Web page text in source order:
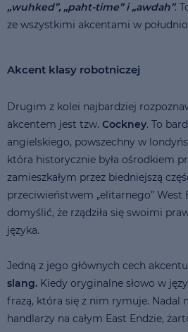
„wuhked”, „paht-time” i „awdah”.
ze wszystkimi akcentami w
Akcent klasy robotniczej
Drugim z kolei najbardziej
akcentem jest tzw. Cockney. To
angielskiego, powszechny w
która historycznie była ośrodkiem
zamieszkałym przez biedniejszą
przeciwieństwem „elitarnego” West
domyślić, że rządziła się swoimi
języka.
Jedną z jego głównych cech
slang. Kiedy oryginalne słowo w
frazą, która się z nim rymuje. Nadal
handlarzy na całym East Endzie,